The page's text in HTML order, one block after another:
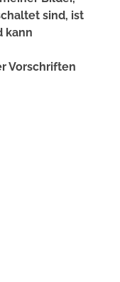
sind, ist
kann
Vorschriften